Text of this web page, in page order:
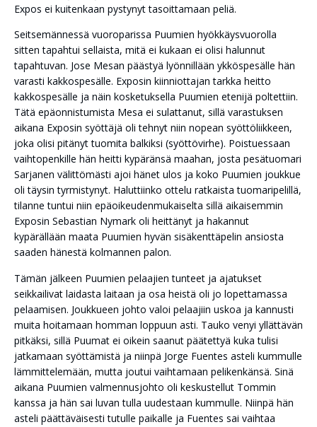
Expos ei kuitenkaan pystynyt tasoittamaan peliä.
Seitsemännessä vuoroparissa Puumien hyökkäysvuorolla
sitten tapahtui sellaista, mitä ei kukaan ei olisi halunnut
tapahtuvan. Jose Mesan päästyä lyönnillään ykköspesälle hän
varasti kakkospesälle. Exposin kiinniottajan tarkka heitto
kakkospesälle ja näin kosketuksella Puumien etenijä poltettiin.
Tätä epäonnistumista Mesa ei sulattanut, sillä varastuksen
aikana Exposin syöttäjä oli tehnyt niin nopean syöttöliikkeen,
joka olisi pitänyt tuomita balkiksi (syöttövirhe). Poistuessaan
vaihtopenkille hän heitti kypäränsä maahan, josta pesätuomari
Sarjanen välittömästi ajoi hänet ulos ja koko Puumien joukkue
oli täysin tyrmistynyt. Haluttiinko ottelu ratkaista tuomaripelillä,
tilanne tuntui niin epäoikeudenmukaiselta sillä aikaisemmin
Exposin Sebastian Nymark oli heittänyt ja hakannut
kypärällään maata Puumien hyvän sisäkenttäpelin ansiosta
saaden hänestä kolmannen palon.
Tämän jälkeen Puumien pelaajien tunteet ja ajatukset
seikkailivat laidasta laitaan ja osa heistä oli jo lopettamassa
pelaamisen. Joukkueen johto valoi pelaajiin uskoa ja kannusti
muita hoitamaan homman loppuun asti. Tauko venyi yllättävän
pitkäksi, sillä Puumat ei oikein saanut päätettyä kuka tulisi
jatkamaan syöttämistä ja niinpä Jorge Fuentes asteli kummulle
lämmittelemään, mutta joutui vaihtamaan pelikenkänsä. Sinä
aikana Puumien valmennusjohto oli keskustellut Tommin
kanssa ja hän sai luvan tulla uudestaan kummulle. Niinpä hän
asteli päättäväisesti tutulle paikalle ja Fuentes sai vaihtaa